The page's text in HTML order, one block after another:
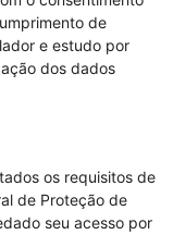
de
e estudo por
dos dados
os requisitos de
de Proteção de
seu acesso por